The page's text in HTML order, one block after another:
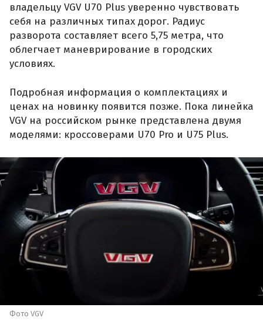
владельцу VGV U70 Plus уверенно чувствовать
себя на различных типах дорог. Радиус
разворота составляет всего 5,75 метра, что
облегчает маневрирование в городских
условиях.
Подробная информация о комплектациях и
ценах на новинку появится позже. Пока линейка
VGV на российском рынке представлена двумя
моделями: кроссоверами U70 Pro и U75 Plus.
Фото VGV